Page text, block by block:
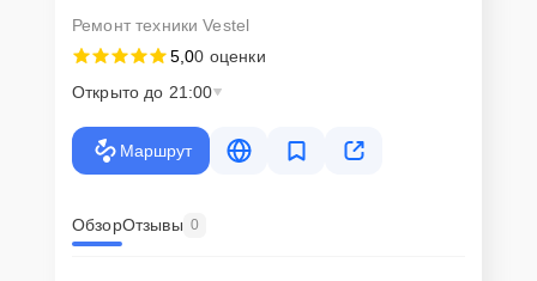
Ремонт техники Vestel
5,00 оценки
Открыто до 21:00
Маршрут
ОбзорОтзывы 0